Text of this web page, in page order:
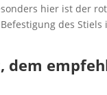
hier ist der
des Stiels
dem